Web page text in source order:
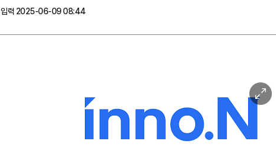
입력 2025-06-09 08:44
이
미
지
확